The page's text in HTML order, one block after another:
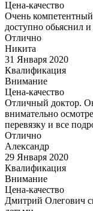
Цена-качество
Очень
доступно обьяснил
Отлично
Никита
31 Января 2020
Квалификация
Внимание
Цена-качество
Отличный доктор.
внимательно
перевязку и все
Отлично
Александр
29 Января 2020
Квалификация
Внимание
Цена-качество
Дмитрий Олегович